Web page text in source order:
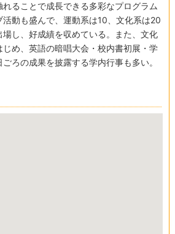
ることで成長できる多彩なプログラム
動も盛んで、運動系は10、文化系は20
し、好成績を収めている。また、文化
め、英語の暗唱大会・校内書初展・学
ろの成果を披露する学内行事も多い。